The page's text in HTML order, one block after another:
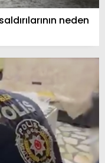
neden